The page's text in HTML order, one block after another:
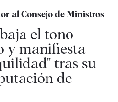
al Consejo de Ministros
el tono
y manifiesta
tras su
de